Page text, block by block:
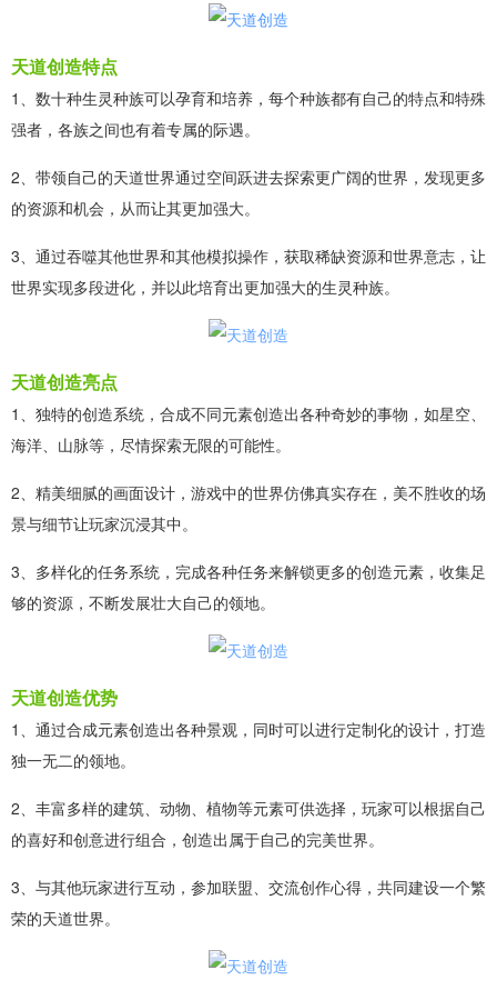
天道创造特点
1、数十种生灵种族可以孕育和培养，每个种族都有自己的特点和特殊
强者，各族之间也有着专属的际遇。
2、带领自己的天道世界通过空间跃进去探索更广阔的世界，发现更多
的资源和机会，从而让其更加强大。
3、通过吞噬其他世界和其他模拟操作，获取稀缺资源和世界意志，让
世界实现多段进化，并以此培育出更加强大的生灵种族。
天道创造亮点
1、独特的创造系统，合成不同元素创造出各种奇妙的事物，如星空、
海洋、山脉等，尽情探索无限的可能性。
2、精美细腻的画面设计，游戏中的世界仿佛真实存在，美不胜收的场
景与细节让玩家沉浸其中。
3、多样化的任务系统，完成各种任务来解锁更多的创造元素，收集足
够的资源，不断发展壮大自己的领地。
天道创造优势
1、通过合成元素创造出各种景观，同时可以进行定制化的设计，打造
独一无二的领地。
2、丰富多样的建筑、动物、植物等元素可供选择，玩家可以根据自己
的喜好和创意进行组合，创造出属于自己的完美世界。
3、与其他玩家进行互动，参加联盟、交流创作心得，共同建设一个繁
荣的天道世界。